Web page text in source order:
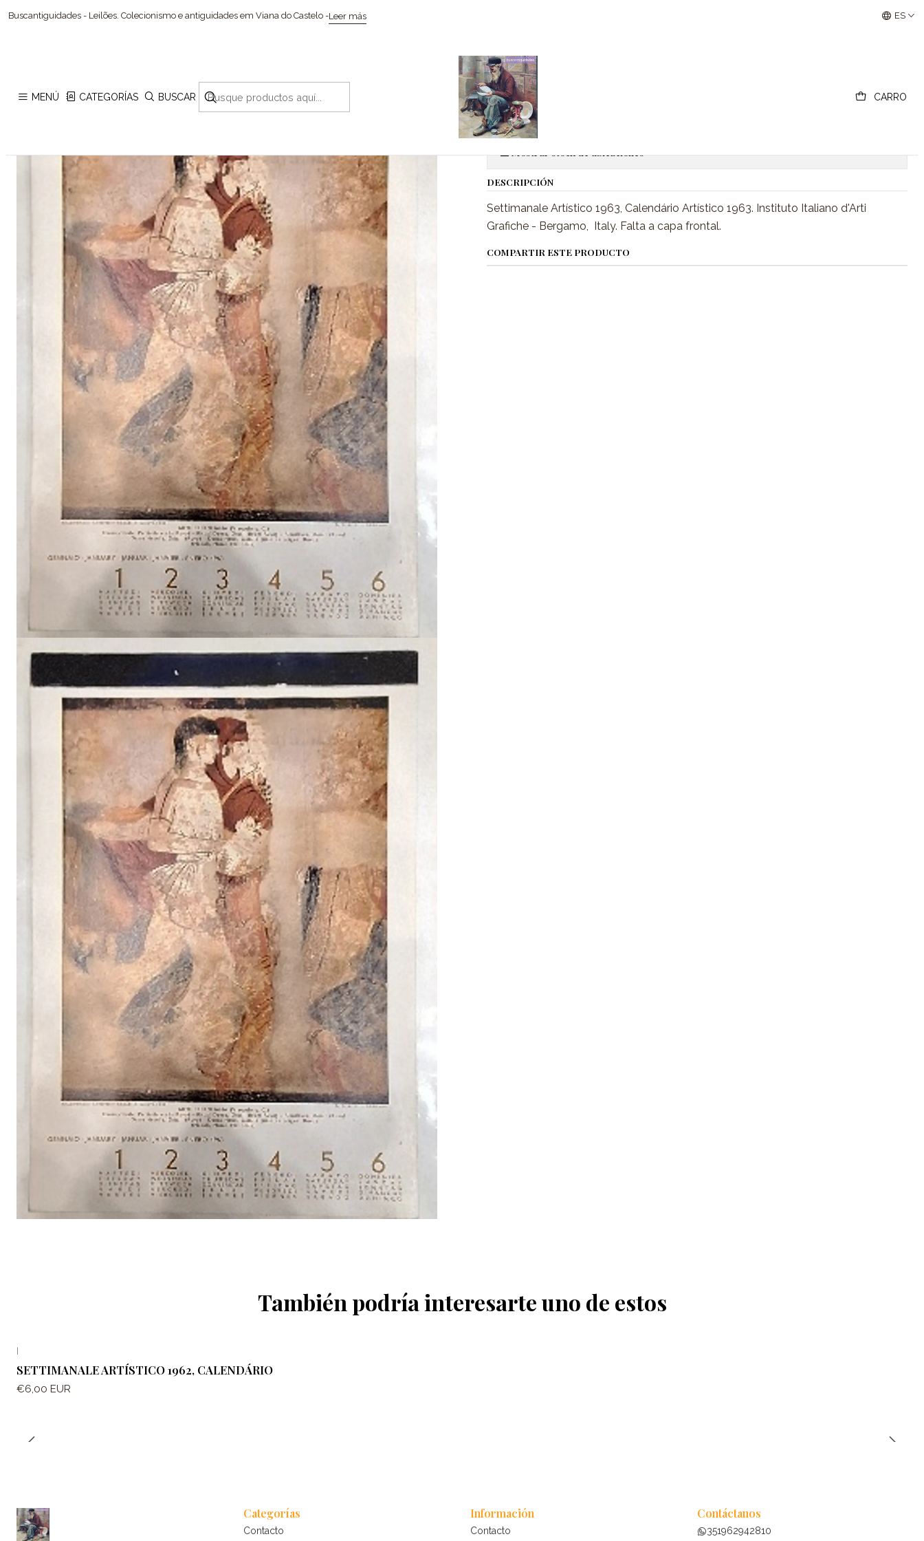
MENÚ CATEGORÍAS BUSCAR CARRO
Buscantiguidades - Leilões. Colecionismo e antiguidades em Viana do Castelo -Leer más Buscantiguidades - Leilões Colecionismo e ES
Inicio Coleccionismo / Memorabilia
|
Settimanale Artístico 1963, Calendário
Cantidad
Mostrar stock de ubicaciones
DESCRIPCIÓN
Settimanale Artístico 1963, Calendário Artístico 1963. Instituto Italiano d'Arti
Grafiche - Bergamo, Italy. Falta a capa frontal.
COMPARTIR ESTE PRODUCTO
También podría interesarte uno de estos
|
SETTIMANALE ARTÍSTICO 1962, CALENDÁRIO
€6,00 EUR
Categorías
Contacto
Información
Contacto
Contáctanos
351962942810